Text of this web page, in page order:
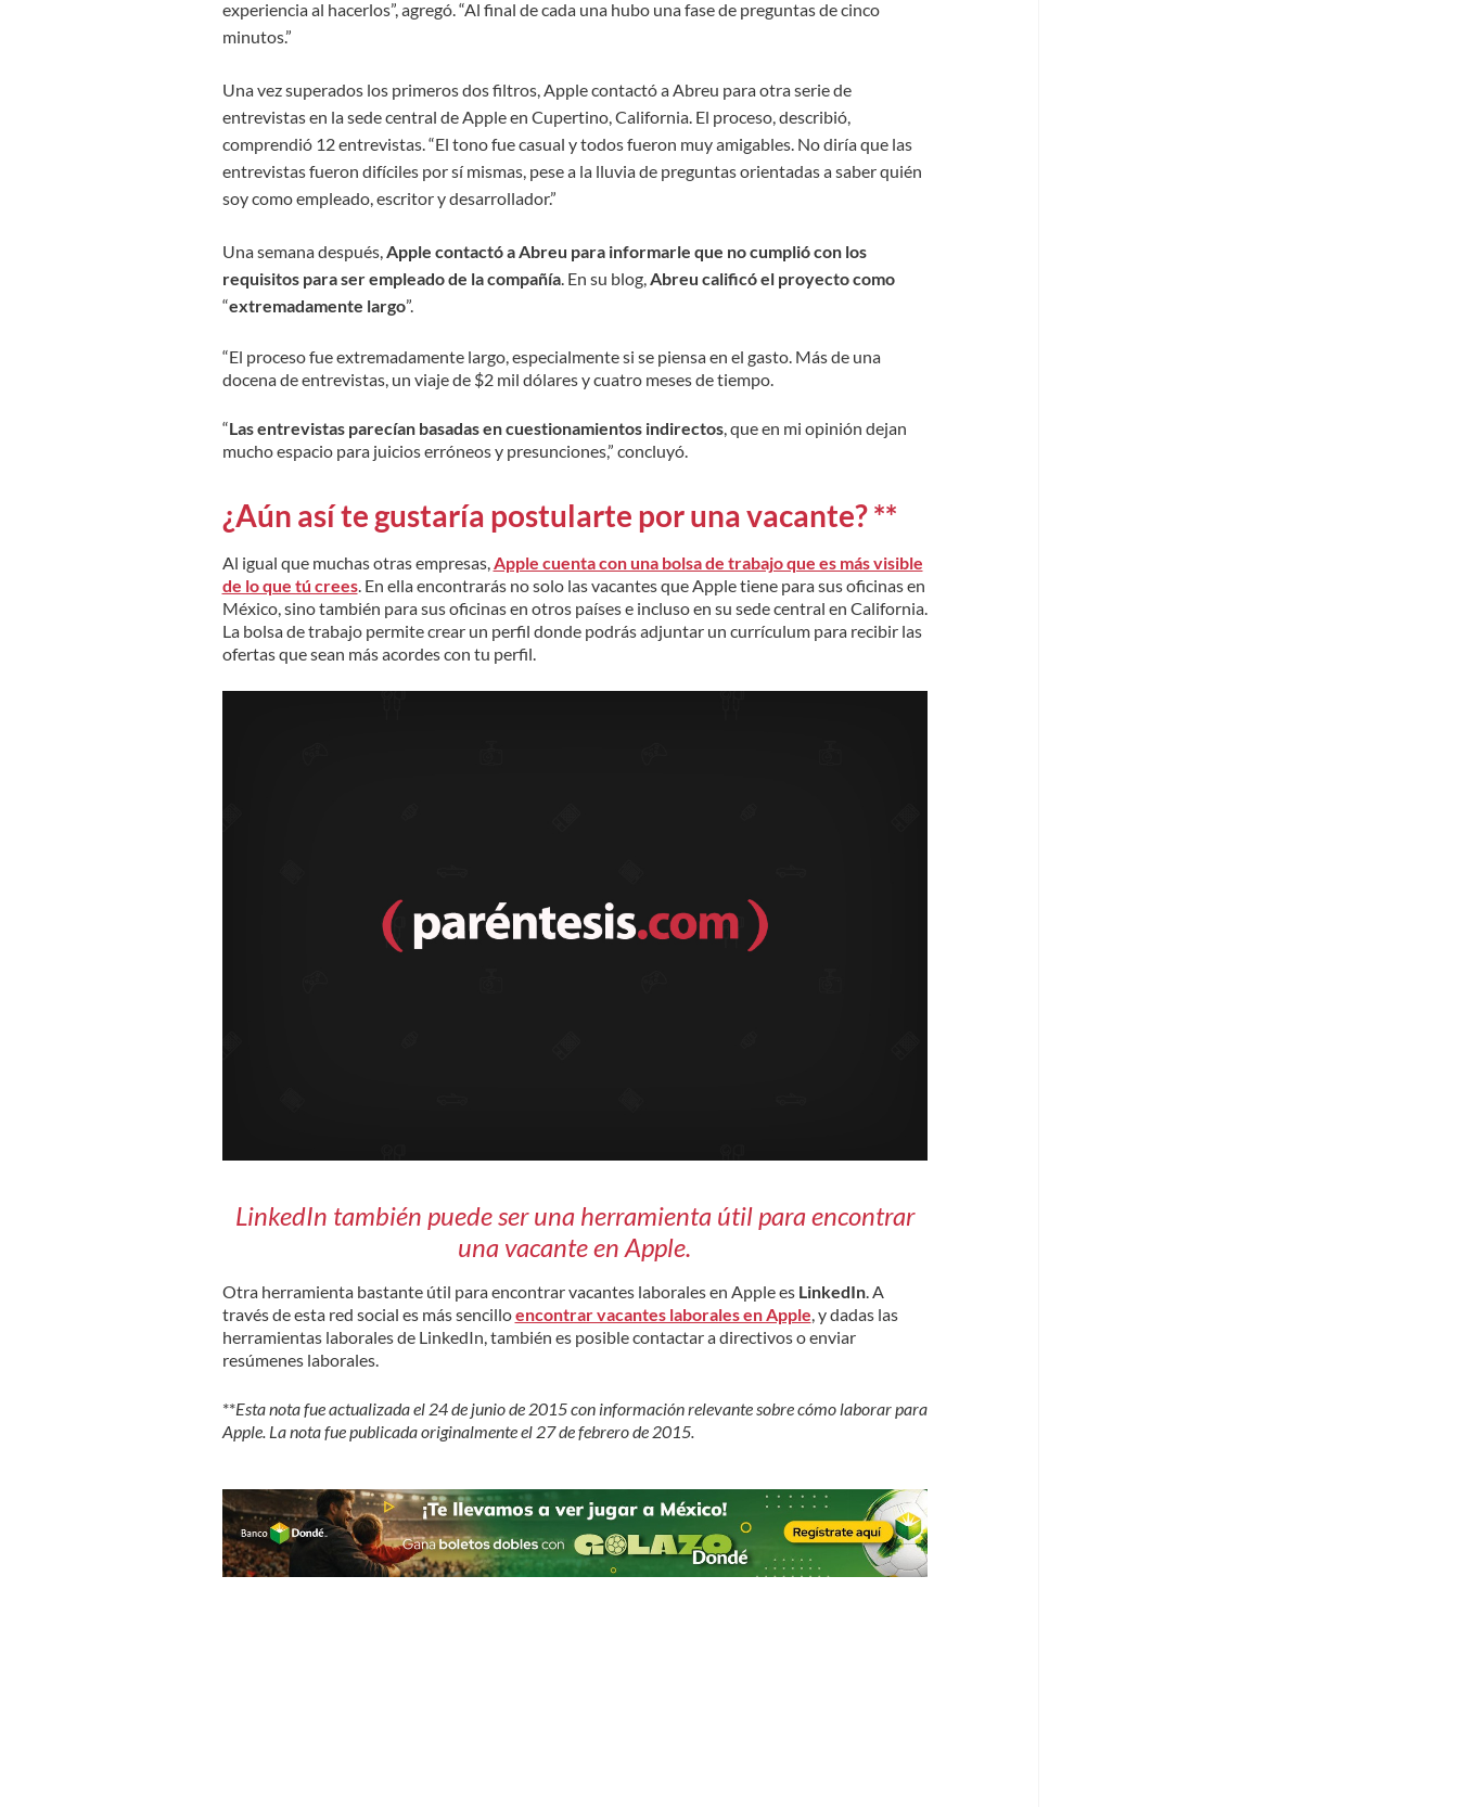
experiencia al hacerlos”, agregó. “Al final de cada una hubo una fase de preguntas de cinco
minutos.”
Una vez superados los primeros dos filtros, Apple contactó a Abreu para otra serie de
entrevistas en la sede central de Apple en Cupertino, California. El proceso, describió,
comprendió 12 entrevistas. “El tono fue casual y todos fueron muy amigables. No diría que las
entrevistas fueron difíciles por sí mismas, pese a la lluvia de preguntas orientadas a saber quién
soy como empleado, escritor y desarrollador.”
Una semana después, Apple contactó a Abreu para informarle que no cumplió con los
requisitos para ser empleado de la compañía. En su blog, Abreu calificó el proyecto como
“extremadamente largo”.
“El proceso fue extremadamente largo, especialmente si se piensa en el gasto. Más de una
docena de entrevistas, un viaje de $2 mil dólares y cuatro meses de tiempo.
“Las entrevistas parecían basadas en cuestionamientos indirectos, que en mi opinión dejan
mucho espacio para juicios erróneos y presunciones,” concluyó.
¿Aún así te gustaría postularte por una vacante? **
Al igual que muchas otras empresas, Apple cuenta con una bolsa de trabajo que es más visible
de lo que tú crees. En ella encontrarás no solo las vacantes que Apple tiene para sus oficinas en
México, sino también para sus oficinas en otros países e incluso en su sede central en California.
La bolsa de trabajo permite crear un perfil donde podrás adjuntar un currículum para recibir las
ofertas que sean más acordes con tu perfil.
LinkedIn también puede ser una herramienta útil para encontrar
una vacante en Apple.
Otra herramienta bastante útil para encontrar vacantes laborales en Apple es LinkedIn. A
través de esta red social es más sencilloencontrar vacantes laborales en Apple, y dadas las
herramientas laborales de LinkedIn, también es posible contactar a directivos o enviar
resúmenes laborales.
**Esta nota fue actualizada el 24 de junio de 2015 con información relevante sobre cómo laborar para
Apple. La nota fue publicada originalmente el 27 de febrero de 2015.